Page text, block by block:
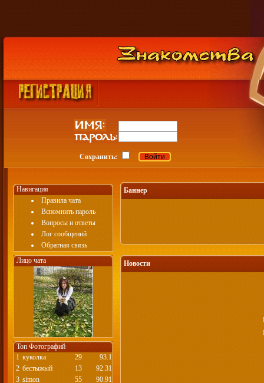
Сохранить:
Навигация
Правила чата
Вспомнить пароль
Вопросы и ответы
Лог сообщений
Обратная связь
Лицо чата
Топ Фотографий
1 куколка 29
93.1
2 бестыжый 13
92.31
3 simon 55
90.91
Баннер
Новости